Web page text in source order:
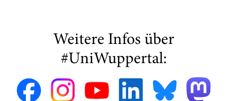
Weitere Infos über
#UniWuppertal: